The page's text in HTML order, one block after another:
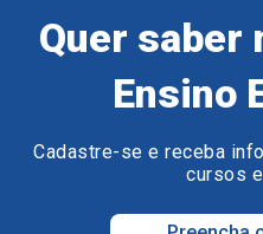
Quer saber
Ensino
Cadastre-se e receba
cursos